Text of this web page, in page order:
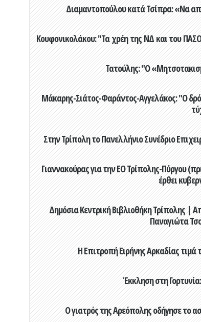
Διαμαντοπούλου κατά Τσίπρα: «Να
Κουφονικολάκου: "Τα χρέη της ΝΔ και του
Τατούλης: "Ο
Μάκαρης-Σιάτος-Φαράντος-Αγγελάκος: "Ο
Στην Τρίπολη το Πανελλήνιο Συνέδριο
Γιαννακούρας για την EO Τρίπολης-Πύργου
έρθει
Δημόσια Κεντρική Βιβλιοθήκη Τρίπολης |
Παναγιώτα
Η Επιτροπή Ειρήνης Αρκαδίας τιμά
Έκκληση στη
Ο γιατρός της Αρεόπολης οδήγησε το